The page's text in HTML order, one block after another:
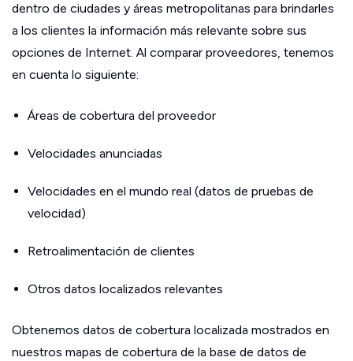
dentro de ciudades y áreas metropolitanas para brindarles
a los clientes la información más relevante sobre sus
opciones de Internet. Al comparar proveedores, tenemos
en cuenta lo siguiente:
Áreas de cobertura del proveedor
Velocidades anunciadas
Velocidades en el mundo real (datos de pruebas de
velocidad)
Retroalimentación de clientes
Otros datos localizados relevantes
Obtenemos datos de cobertura localizada mostrados en
nuestros mapas de cobertura de la base de datos de